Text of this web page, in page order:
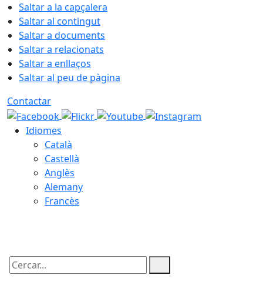
Saltar a la capçalera
Saltar al contingut
Saltar a documents
Saltar a relacionats
Saltar a enllaços
Saltar al peu de pàgina
Contactar
Idiomes
Català
Castellà
Anglès
Alemany
Francès
Cercar: